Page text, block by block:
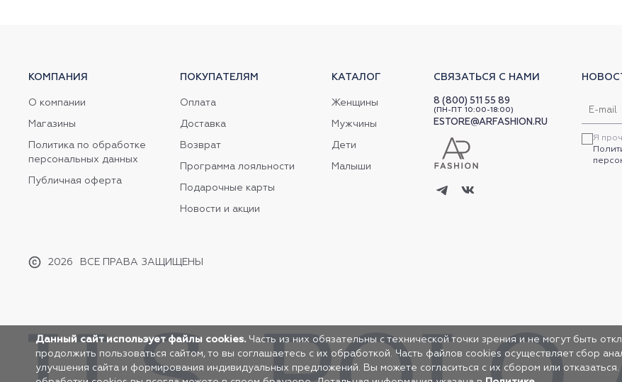
КОМПАНИЯ
О компании
Магазины
Политика по обработке
персональных данных
Публичная оферта
2026 ВСЕ ПРАВА ЗАЩИЩЕНЫ
ПОКУПАТЕЛЯМ
Оплата
Доставка
Возврат
Программа лояльности
Подарочные карты
Новости и акции
КАТАЛОГ
Женщины
Мужчины
Дети
Малыши
СВЯЗАТЬСЯ С НАМИ
8 (800) 511 55 89
(ПН-ПТ 10:00-18:00)
ESTORE@ARFASHION.RU
Я
Данный сайт использует файлы cookies. Часть из них обязательны с технической точки зрения и не могут быть
продолжить пользоваться сайтом, то вы соглашаетесь с их обработкой. Часть файлов cookies осуществляет сбор
улучшения сайта и формирования индивидуальных предложений. Вы можете согласиться с их сбором или отказаться.